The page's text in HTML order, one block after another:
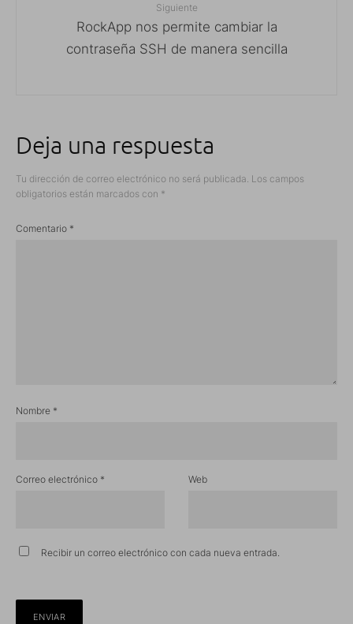
Siguiente
RockApp nos permite cambiar la
contraseña SSH de manera sencilla
Deja una respuesta
Tu dirección de correo electrónico no será publicada. Los campos
obligatorios están marcados con *
Comentario *
Nombre *
Correo electrónico * Web
Recibir un correo electrónico con cada nueva entrada.